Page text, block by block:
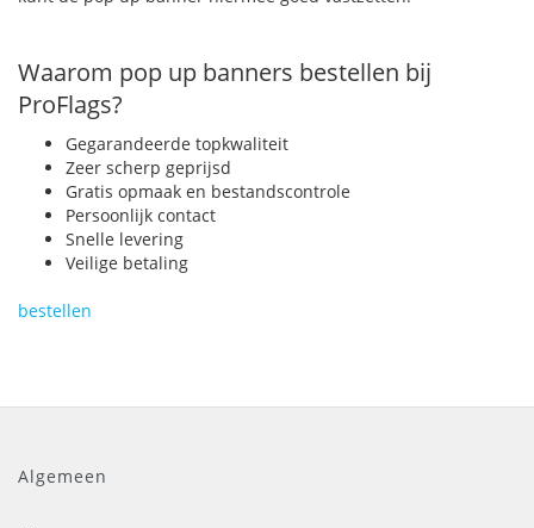
Waarom pop up banners bestellen bij
ProFlags?
Gegarandeerde topkwaliteit
Zeer scherp geprijsd
Gratis opmaak en bestandscontrole
Persoonlijk contact
Snelle levering
Veilige betaling
bestellen
Algemeen